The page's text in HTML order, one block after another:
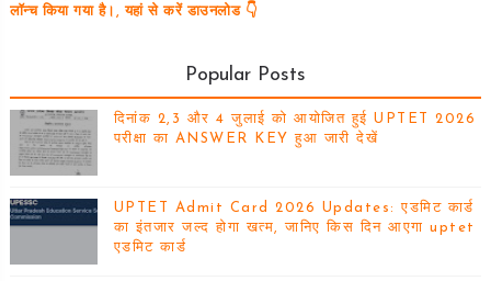
लॉन्च किया गया है।, यहां से करें डाउनलोड 👇
Popular Posts
दिनांक 2,3 और 4 जुलाई को आयोजित हुई UPTET 2026
परीक्षा का ANSWER KEY हुआ जारी देखें
UPTET Admit Card 2026 Updates: एडमिट कार्ड
का इंतजार जल्द होगा खत्म, जानिए किस दिन आएगा uptet
एडमिट कार्ड